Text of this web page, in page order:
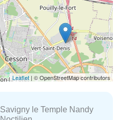
Leaflet | © OpenStreetMap contributors
Savigny le Temple Nandy